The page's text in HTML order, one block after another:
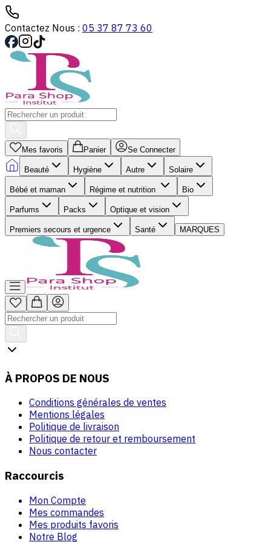
Contactez Nous : 05 37 87 73 60
Mes favoris Panier Se Connecter
Beauté Hygiène Autre Solaire
Bébé et maman Régime et nutrition Bio
Parfums Packs Optique et vision
Premiers secours et urgence Santé MARQUES
À PROPOS DE NOUS
Conditions générales de ventes
Mentions légales
Politique de livraison
Politique de retour et remboursement
Nous contacter
Raccourcis
Mon Compte
Mes commandes
Mes produits favoris
Notre Blog